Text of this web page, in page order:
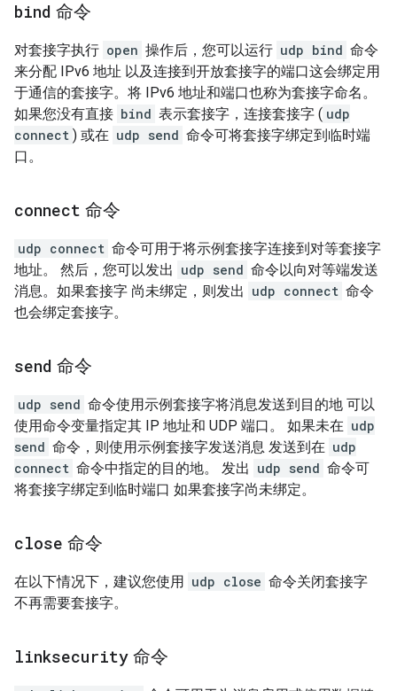
bind 命令
对套接字执行 open 操作后，您可以运行 udp bind 命令
来分配 IPv6 地址 以及连接到开放套接字的端口这会绑定用
于通信的套接字。将 IPv6 地址和端口也称为套接字命名。
如果您没有直接 bind 表示套接字，连接套接字 ( udp
connect ) 或在 udp send 命令可将套接字绑定到临时端
口。
connect 命令
udp connect 命令可用于将示例套接字连接到对等套接字
地址。 然后，您可以发出 udp send 命令以向对等端发送
消息。如果套接字 尚未绑定，则发出 udp connect 命令
也会绑定套接字。
send 命令
udp send 命令使用示例套接字将消息发送到目的地 可以
使用命令变量指定其 IP 地址和 UDP 端口。 如果未在 udp
send 命令，则使用示例套接字发送消息 发送到在 udp
connect 命令中指定的目的地。 发出 udp send 命令可
将套接字绑定到临时端口 如果套接字尚未绑定。
close 命令
在以下情况下，建议您使用 udp close 命令关闭套接字
不再需要套接字。
linksecurity 命令